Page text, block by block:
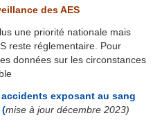
des AES
une priorité nationale mais
reste réglementaire. Pour
données sur les circonstances
exposant au sang
(mise à jour décembre 2023)